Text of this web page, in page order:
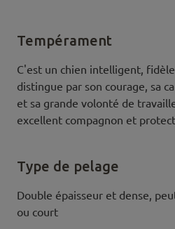
Tempérament
C'est un chien intelligent,
distingue par son courage, sa
et sa grande volonté de
excellent compagnon et
Type de pelage
Double épaisseur et dense,
ou court